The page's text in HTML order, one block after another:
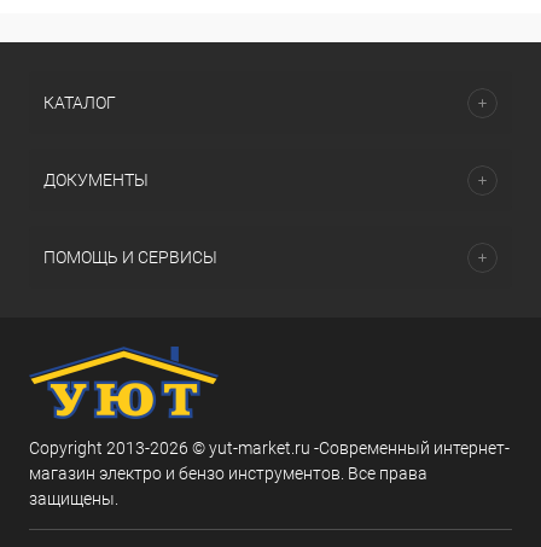
КАТАЛОГ
ДОКУМЕНТЫ
ПОМОЩЬ И СЕРВИСЫ
Copyright 2013-2026 © yut-market.ru -Современный интернет-
магазин электро и бензо инструментов. Все права
защищены.